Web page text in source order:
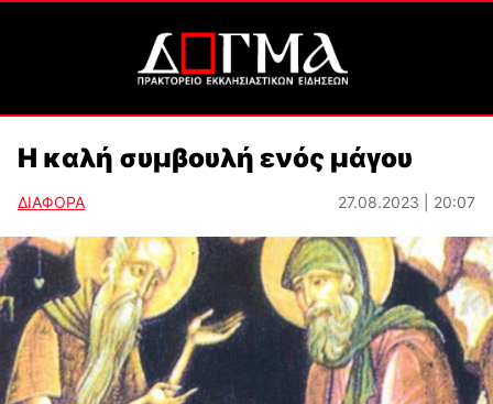
Η καλή συμβουλή ενός μάγου
ΔΙΑΦΟΡΑ 27.08.2023 | 20:07